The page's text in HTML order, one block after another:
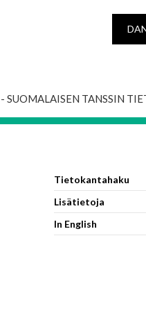
- SUOMALAISEN TANSSIN
Tietokantahaku
Lisätietoja
In English